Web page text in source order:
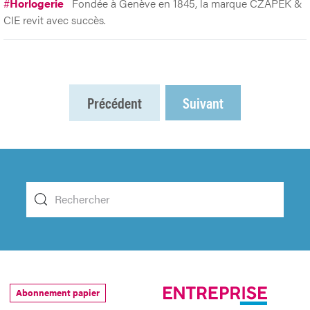
CIE revit avec succès.
Précédent Suivant
Abonnement papier